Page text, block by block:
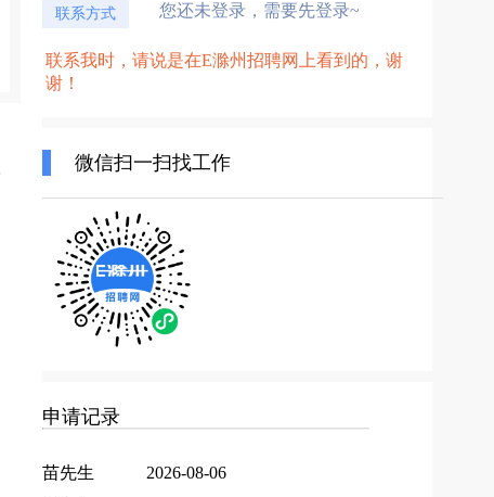
联系方式 您还未登录，需要先登录~
联系我时，请说是在E滁州招聘网上看到的，谢
谢！
微信扫一扫找工作
申请记录
苗先生 2026-08-06